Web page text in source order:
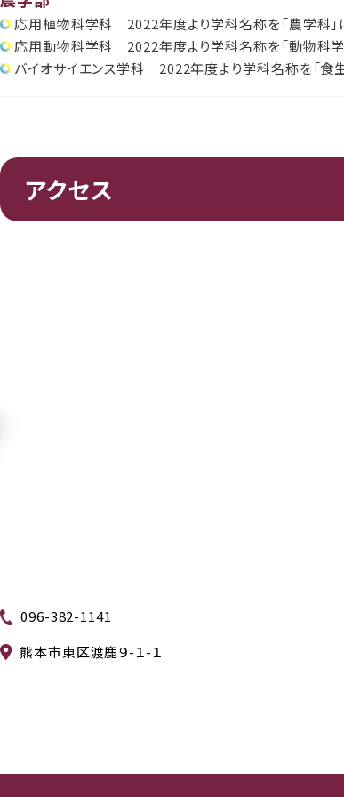
応用植物科学科 2022年度より学科名称を「農学科」
応用動物科学科 2022年度より学科名称を「動物科学
バイオサイエンス学科 2022年度より学科名称を「食
アクセス
096-382-1141
熊本市東区渡鹿９-１-１